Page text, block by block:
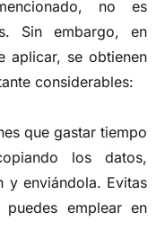
no es
Sin embargo, en
aplicar, se obtienen
considerables:
que gastar tiempo
los datos,
y enviándola. Evitas
emplear en